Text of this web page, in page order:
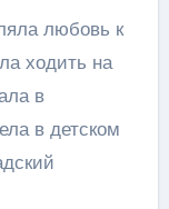
любовь к
ходить на
в
в детском